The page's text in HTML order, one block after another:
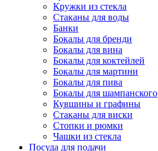
Кружки из стекла
Стаканы для воды
Банки
Бокалы для бренди
Бокалы для вина
Бокалы для коктейлей
Бокалы для мартини
Бокалы для пива
Бокалы для шампанского
Кувшины и графины
Стаканы для виски
Стопки и рюмки
Чашки из стекла
Посуда для подачи